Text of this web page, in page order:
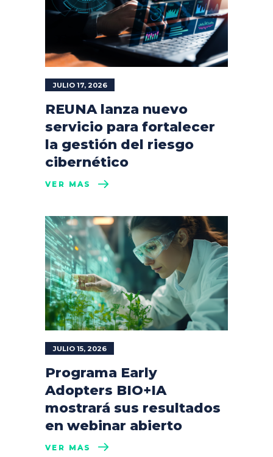
JULIO 17, 2026
REUNA lanza nuevo
servicio para fortalecer
la gestión del riesgo
cibernético
VER MÁS
JULIO 15, 2026
Programa Early
Adopters BIO+IA
mostrará sus resultados
en webinar abierto
VER MÁS